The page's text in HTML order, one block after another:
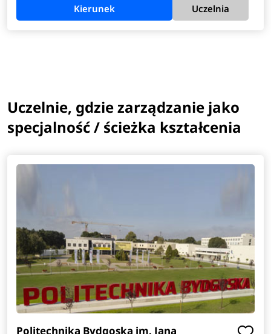
Kierunek Uczelnia
Uczelnie, gdzie zarządzanie jako
specjalność / ścieżka kształcenia
Politechnika Bydgoska im. Jana